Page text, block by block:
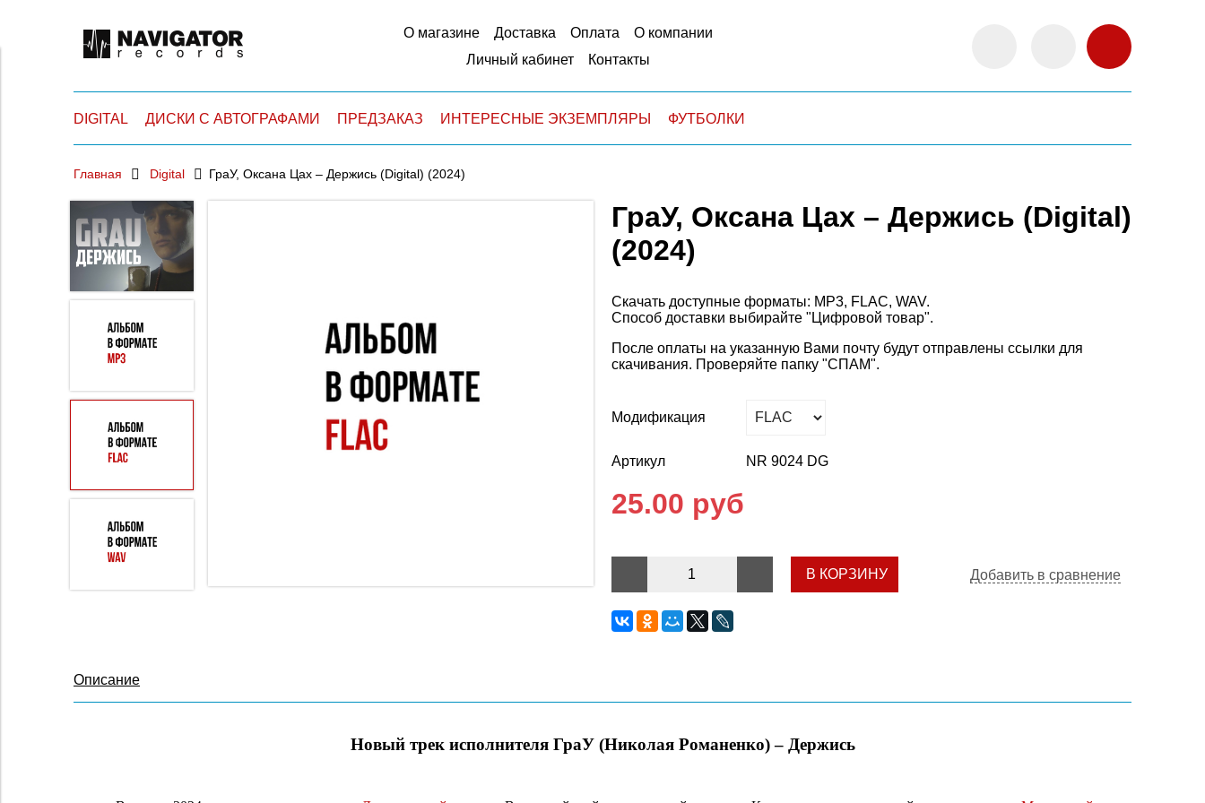
О магазине Доставка Оплата
О компании
Личный кабинет
Контакты
DIGITAL ДИСКИ С АВТОГРАФАМИ ПРЕДЗАКАЗ ИНТЕРЕСНЫЕ ЭКЗЕМПЛЯРЫ ФУТБОЛКИ
Главная Digital ГраУ, Оксана Цах – Держись (Digital) (2024)
ГраУ, Оксана Цах – Держись (Digital)
(2024)
Скачать доступные форматы: MP3, FLAC, WAV.
Способ доставки выбирайте "Цифровой товар".
После оплаты на указанную Вами почту будут отправлены ссылки для
скачивания. Проверяйте папку "СПАМ".
Модификация
Артикул NR 9024 DG
25.00 руб
В КОРЗИНУ Добавить в сравнение
Описание
Новый трек исполнителя ГраУ (Николая Романенко) – Держись